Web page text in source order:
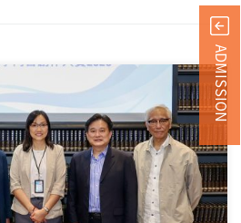
ADMISSION